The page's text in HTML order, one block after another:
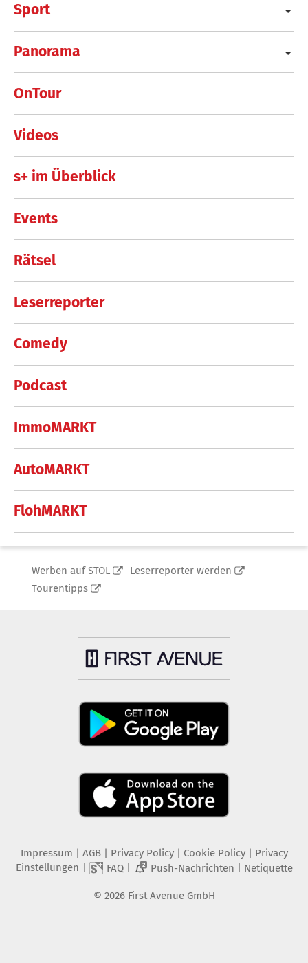
Sport
Panorama
OnTour
Videos
s+ im Überblick
Events
Rätsel
Leserreporter
Comedy
Podcast
ImmoMARKT
AutoMARKT
FlohMARKT
Werben auf STOL
Leserreporter werden
Tourentipps
Impressum | AGB | Privacy Policy| Cookie Policy| Privacy
Einstellungen | FAQ| 2 Push-Nachrichten | Netiquette
© 2026 First Avenue GmbH